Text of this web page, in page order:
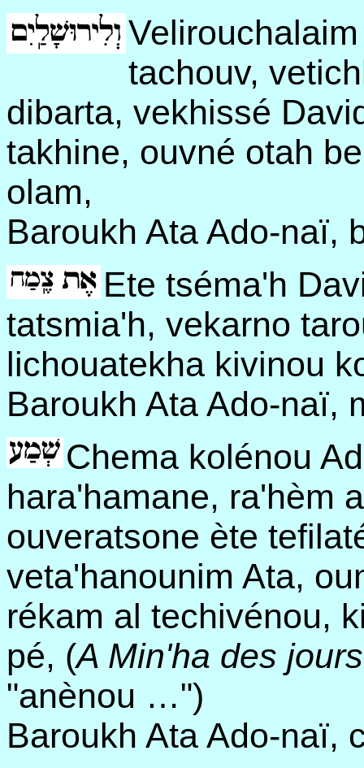
tachouv,
dibarta, vekhissé
takhine, ouvné otah
olam,
Baroukh Ata Ado-naï,
Ete tséma'h
tatsmia'h, vekarno
lichouatekha kivinou
Baroukh Ata Ado-naï,
Chema kolénou
hara'hamane, ra'hèm
ouveratsone ète
veta'hanounim Ata,
rékam al techivénou,
pé, (A Min'ha des
"anènou …")
Baroukh Ata Ado-naï,